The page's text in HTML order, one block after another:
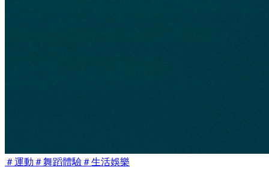
＃運動 ＃舞蹈體驗＃生活娛樂